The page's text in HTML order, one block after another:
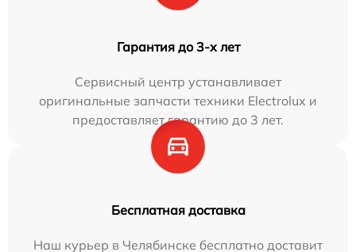
Гарантия до 3-х лет
Сервисный центр устанавливает
оригинальные запчасти техники Electrolux и
предоставляет гарантию до 3 лет.
Бесплатная доставка
Наш курьер в Челябинске бесплатно доставит